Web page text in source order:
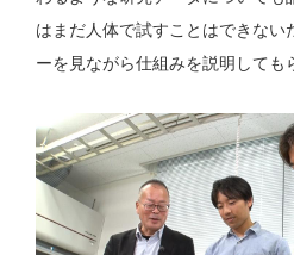
はまだ人体で試すことはできない
ーを見ながら仕組みを説明しても